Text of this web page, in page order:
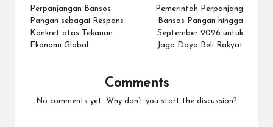
navigation
Perpanjangan Bansos
Pangan sebagai Respons
Konkret atas Tekanan
Ekonomi Global
Pemerintah Perpanjang
Bansos Pangan hingga
September 2026 untuk
Jaga Daya Beli Rakyat
Comments
No comments yet. Why don’t you start the discussion?